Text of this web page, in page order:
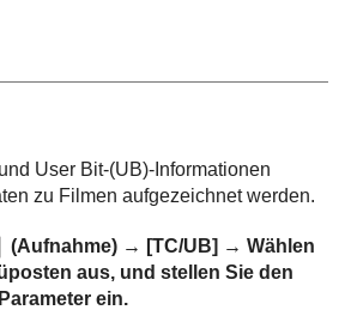
User Bit-(UB)-Informationen
zu Filmen aufgezeichnet werden.
(Aufnahme) → [TC/UB] → Wählen
aus, und stellen Sie den
ein.